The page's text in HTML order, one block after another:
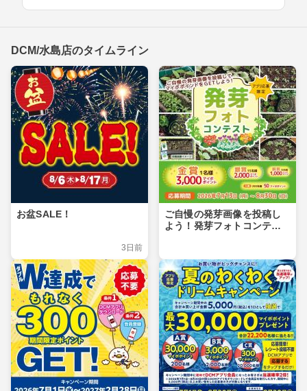
DCM/水島店のタイムライン
お盆SALE！
3日前
ご自慢の発芽画像を投稿し
よう！発芽フォトコンテス